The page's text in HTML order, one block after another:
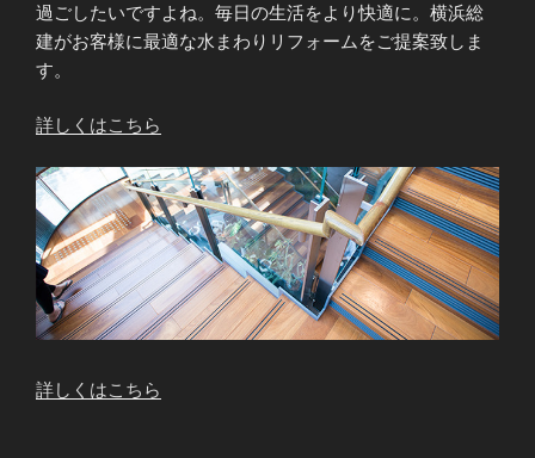
過ごしたいですよね。毎日の生活をより快適に。横浜総
建がお客様に最適な水まわりリフォームをご提案致しま
す。
詳しくはこちら
詳しくはこちら